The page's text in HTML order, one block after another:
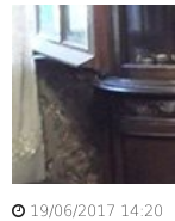
პოლიტიკა
ინტერვიუები
ინტერვიუები
ამბები
საზოგადოება
მოდი,
მოდა +
19/06/2017 14:20